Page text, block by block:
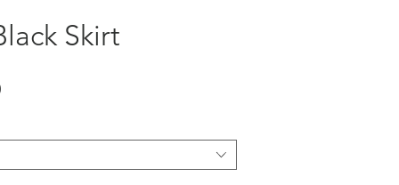
Skirt
Precio